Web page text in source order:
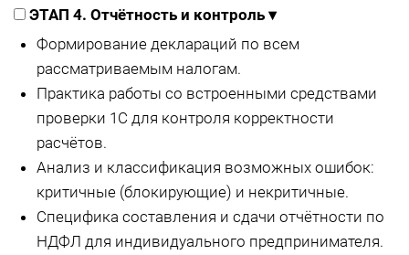
ЭТАП 4. Отчётность и контроль ▾
Формирование деклараций по всем
рассматриваемым налогам.
Практика работы со встроенными средствами
проверки 1С для контроля корректности
расчётов.
Анализ и классификация возможных ошибок:
критичные (блокирующие) и некритичные.
Специфика составления и сдачи отчётности по
НДФЛ для индивидуального предпринимателя.